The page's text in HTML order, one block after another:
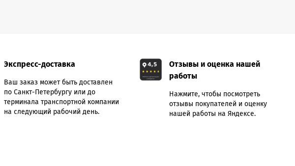
Экспресс-доставка
Ваш заказ может быть доставлен
по Санкт-Петербургу или до
терминала транспортной компании
на следующий рабочий день.
Отзывы и оценка нашей
работы
Нажмите, чтобы посмотреть
отзывы покупателей и оценку
нашей работы на Яндексе.